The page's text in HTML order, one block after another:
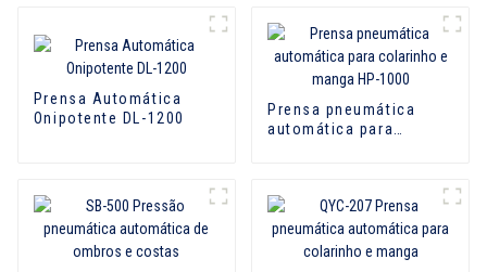
Prensa Automática
Onipotente DL-1200
Prensa pneumática
automática para